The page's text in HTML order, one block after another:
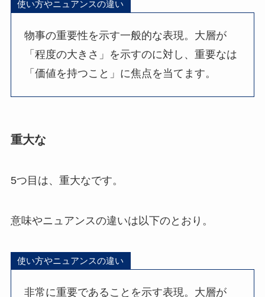
使い方やニュアンスの違い
物事の重要性を示す一般的な表現。大層が
「程度の大きさ」を示すのに対し、重要なは
「価値を持つこと」に焦点を当てます。
重大な
5つ目は、重大なです。
意味やニュアンスの違いは以下のとおり。
使い方やニュアンスの違い
非常に重要であることを示す表現。大層が